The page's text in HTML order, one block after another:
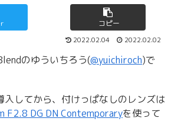
コピー
2022.02.04 2022.02.02
のゆういちろう(@yuichiroch)で
入してから、付けっぱなしのレンズは
F2.8 DG DN Contemporaryを使って